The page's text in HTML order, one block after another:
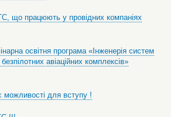
що працюють у провідних компаніях
освітня програма «Інженерія систем
безпілотних авіаційних комплексів»
для вступу !